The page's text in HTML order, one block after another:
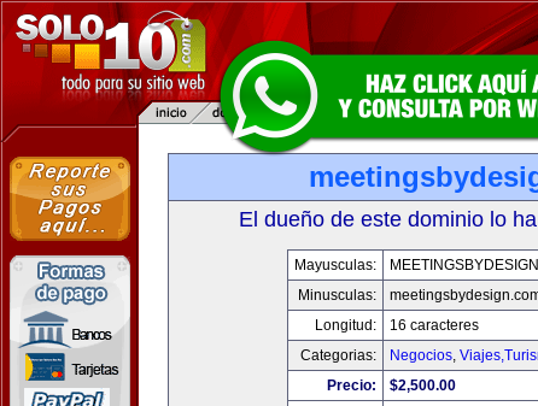
El dueño de este dominio lo
Mayusculas:
Minusculas:
Longitud:
16 caracteres
Categorias:
Negocios,
Precio:
$2,500.00